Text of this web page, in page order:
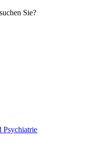
Sie?
Psychiatrie